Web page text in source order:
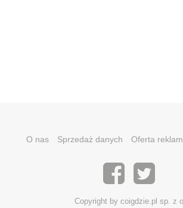
O nas Sprzedaż danych Oferta
Copyright by coigdzie.pl sp. z